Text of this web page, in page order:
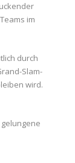
im
durch
Slam-
wird.